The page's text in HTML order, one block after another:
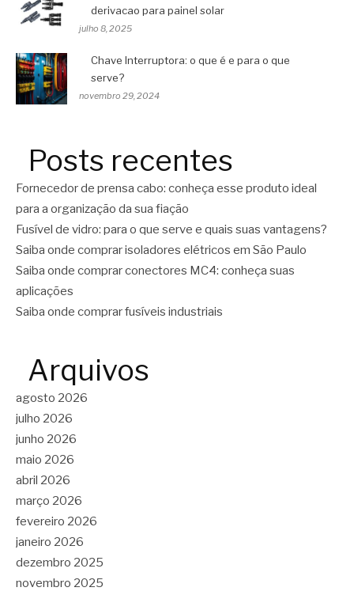
derivacao para painel solar
julho 8, 2025
Chave Interruptora: o que é e para o que
serve?
novembro 29, 2024
Posts recentes
Fornecedor de prensa cabo: conheça esse produto ideal
para a organização da sua fiação
Fusível de vidro: para o que serve e quais suas vantagens?
Saiba onde comprar isoladores elétricos em São Paulo
Saiba onde comprar conectores MC4: conheça suas
aplicações
Saiba onde comprar fusíveis industriais
Arquivos
agosto 2026
julho 2026
junho 2026
maio 2026
abril 2026
março 2026
fevereiro 2026
janeiro 2026
dezembro 2025
novembro 2025